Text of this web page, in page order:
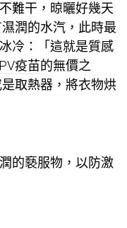
干，晾曬好幾天
潤的水汽，此時最
冷：「這就是質感
疫苗的無價之
取熱器，將衣物烘
的褻服物，以防激